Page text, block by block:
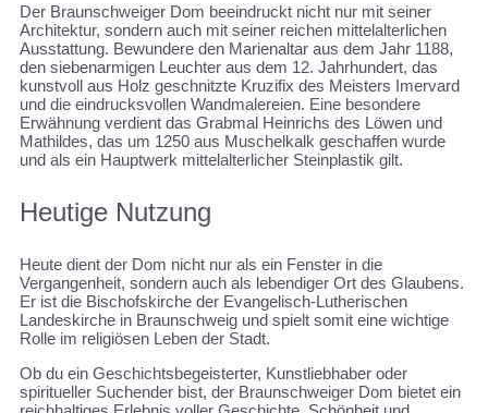
Der Braunschweiger Dom beeindruckt nicht nur mit seiner
Architektur, sondern auch mit seiner reichen mittelalterlichen
Ausstattung. Bewundere den Marienaltar aus dem Jahr 1188,
den siebenarmigen Leuchter aus dem 12. Jahrhundert, das
kunstvoll aus Holz geschnitzte Kruzifix des Meisters Imervard
und die eindrucksvollen Wandmalereien. Eine besondere
Erwähnung verdient das Grabmal Heinrichs des Löwen und
Mathildes, das um 1250 aus Muschelkalk geschaffen wurde
und als ein Hauptwerk mittelalterlicher Steinplastik gilt.
Heutige Nutzung
Heute dient der Dom nicht nur als ein Fenster in die
Vergangenheit, sondern auch als lebendiger Ort des Glaubens.
Er ist die Bischofskirche der Evangelisch-Lutherischen
Landeskirche in Braunschweig und spielt somit eine wichtige
Rolle im religiösen Leben der Stadt.
Ob du ein Geschichtsbegeisterter, Kunstliebhaber oder
spiritueller Suchender bist, der Braunschweiger Dom bietet ein